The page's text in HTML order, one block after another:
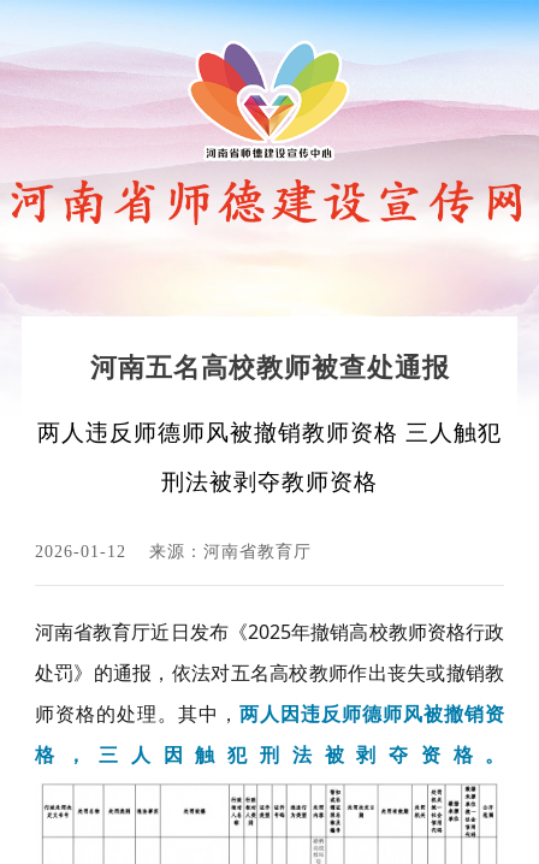
河南五名高校教师被查处通报
两人违反师德师风被撤销教师资格 三人触犯
刑法被剥夺教师资格
2026-01-12 来源：河南省教育厅
河南省教育厅近日发布《2025年撤销高校教师资格行政
处罚》的通报，依法对五名高校教师作出丧失或撤销教
师资格的处理。其中， 两人因违反师德师风被撤销资
格，三人因触犯刑法被剥夺资格。